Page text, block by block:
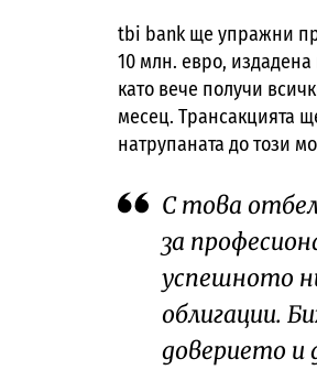
tbi bank ще упражни
10 млн. евро,
като вече получи
месец. Трансакцията
натрупаната до този
С това
за
успешното
облигации.
доверието и